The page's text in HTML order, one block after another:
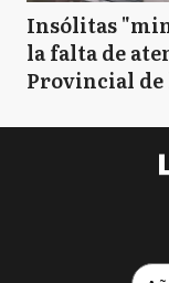
Insólitas
la falta de
Provincial de